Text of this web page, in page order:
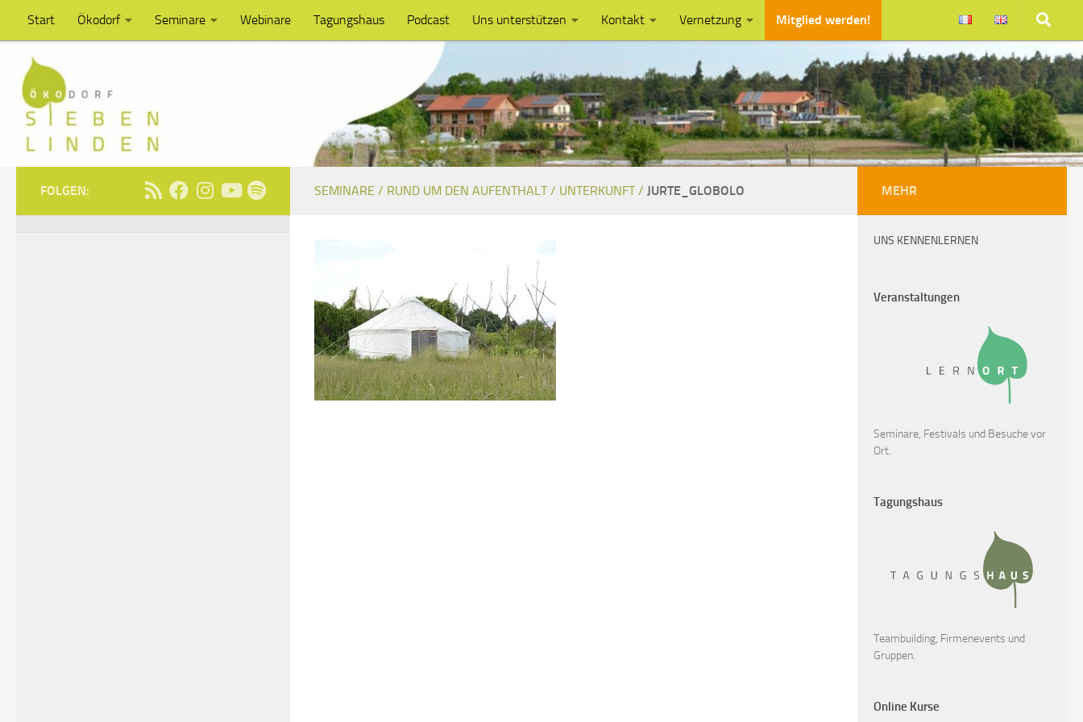
Unter dem Inhalt
Start Ökodorf Seminare Webinare Tagungshaus Podcast Uns unterstützen Kontakt Vernetzung Mitglied werden!
SEMINARE / RUND UM DEN AUFENTHALT / UNTERKUNFT / JURTE_GLOBOLO
FOLGEN: MEHR
UNS KENNENLERNEN
Veranstaltungen
Seminare, Festivals und Besuche vor
Ort.
Tagungshaus
Teambuilding, Firmenevents und
Gruppen.
Online Kurse